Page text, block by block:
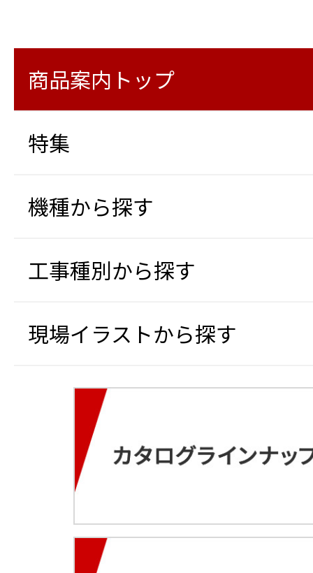
商品案内トップ
特集
機種から探す
工事種別から探す
現場イラストから探す